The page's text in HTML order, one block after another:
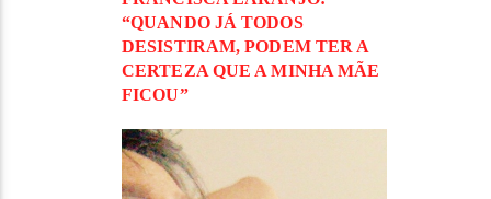
“QUANDO JÁ TODOS
DESISTIRAM, PODEM TER A
CERTEZA QUE A MINHA MÃE
FICOU”